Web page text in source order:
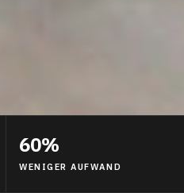
60%
WENIGER AUFWAND